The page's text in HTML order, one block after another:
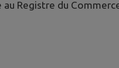
Registre du